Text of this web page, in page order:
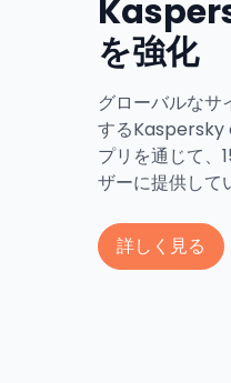
を強化
グローバルなサ
するKaspersky
プリを通じて、
ザーに提供して
詳しく見る